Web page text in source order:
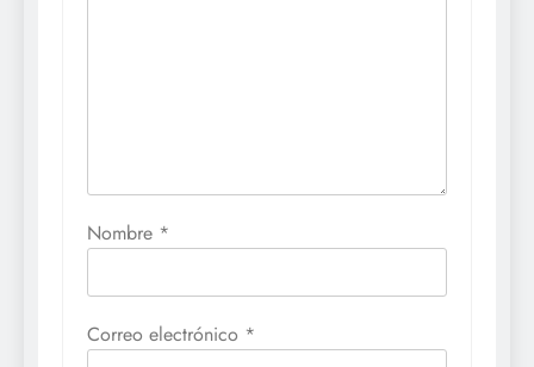
Nombre *
Correo electrónico *